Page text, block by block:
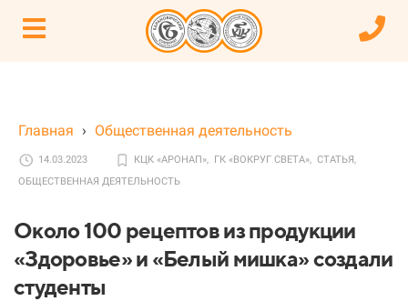
Главная › Общественная деятельность
14.03.2023 КЦК «АРОНАП», ГК «ВОКРУГ СВЕТА», СТАТЬЯ,
ОБЩЕСТВЕННАЯ ДЕЯТЕЛЬНОСТЬ
Около 100 рецептов из продукции
«Здоровье» и «Белый мишка» создали
студенты